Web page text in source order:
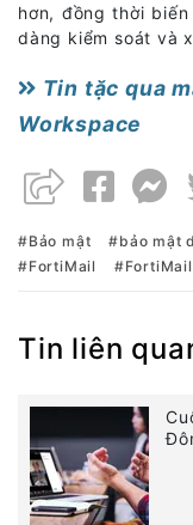
hơn, đồng thời
dàng kiểm soát và
Tin tặc qua
Workspace
Bảo mật bảo mật
FortiMail
Tin liên